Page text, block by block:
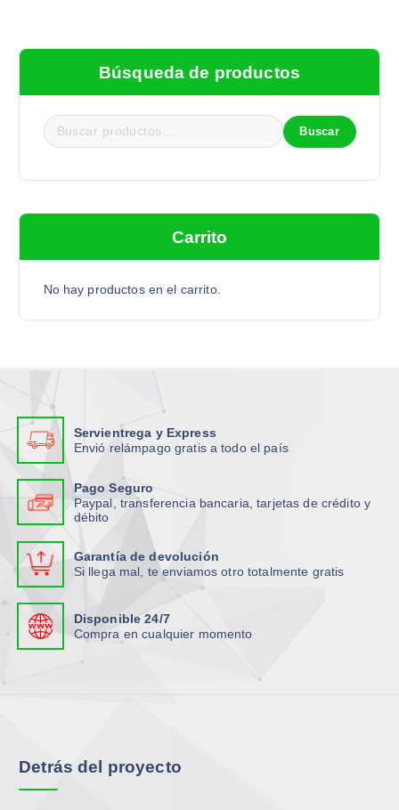
Búsqueda de productos
B
s
p
o
:
Buscar
Carrito
No hay productos en el carrito.
Servientrega y Express
Envió relámpago gratis a todo el país
Pago Seguro
Paypal, transferencia bancaria, tarjetas de crédito y
débito
Garantía de devolución
Si llega mal, te enviamos otro totalmente gratis
Disponible 24/7
Compra en cualquier momento
Detrás del proyecto